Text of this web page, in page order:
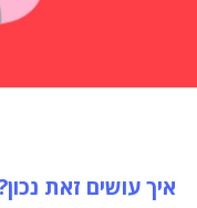
איך עושים זאת